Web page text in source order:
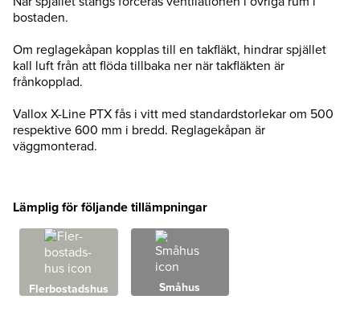
bostaden.
Om reglagekåpan kopplas till en takfläkt, hindrar spjället
kall luft från att flöda tillbaka ner när takfläkten är
frånkopplad.
Vallox X-Line PTX fås i vitt med standardstorlekar om 500
respektive 600 mm i bredd. Reglagekåpan är
väggmonterad.
Lämplig för följande tillämpningar
Fler­bostads­hus Småhus